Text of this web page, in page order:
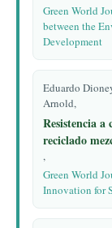
Green World
between the
Development
Eduardo
Arnold,
Resistencia
reciclado
,
Green World
Innovation for